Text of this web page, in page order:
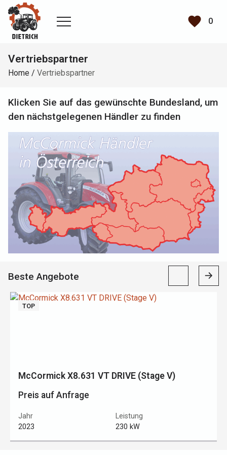
favorite 0
Vertriebspartner
Home / Vertriebspartner
Klicken Sie auf das gewünschte Bundesland, um
den nächstgelegenen Händler zu finden
Beste Angebote
McCormick X8.631 VT DRIVE (Stage V)
TOP
Preis auf Anfrage
Jahr
2023
Leistung
230 kW